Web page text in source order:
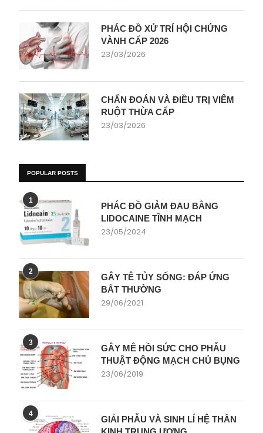
PHÁC ĐỒ XỬ TRÍ HỘI CHỨNG
VÀNH CẤP 2026
23/03/2026
CHẨN ĐOÁN VÀ ĐIỀU TRỊ VIÊM
RUỘT THỪA CẤP
23/03/2026
POPULAR POSTS
1
PHÁC ĐỒ GIẢM ĐAU BẰNG
LIDOCAINE TĨNH MẠCH
23/05/2024
2
GÂY TÊ TỦY SỐNG: ĐÁP ỨNG
BẤT THƯỜNG
29/06/2021
3
GÂY MÊ HỒI SỨC CHO PHẪU
THUẬT ĐỘNG MẠCH CHỦ BỤNG
23/06/2019
4
GIẢI PHẪU VÀ SINH LÍ HỆ THẦN